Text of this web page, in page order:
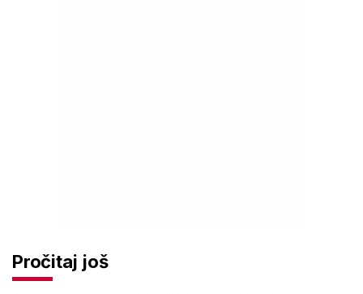
Pročitaj još